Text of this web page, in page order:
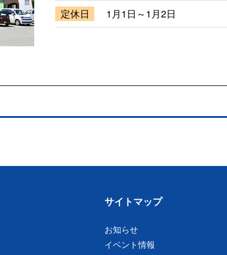
定休日
1月1日～1月2日
サイトマップ
お知らせ
イベント情報